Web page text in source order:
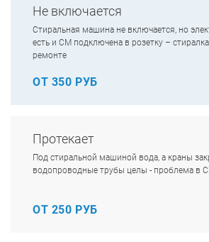
Не включается
Стиральная машина не включается, но
есть и СМ подключена в розетку –
ремонте
ОТ 350 РУБ
Протекает
Под стиральной машиной вода, а краны
водопроводные трубы целы - проблема в
ОТ 250 РУБ